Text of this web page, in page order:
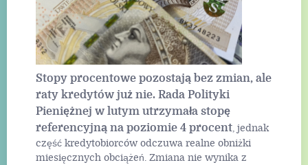
Read More
Stopy procentowe pozostają bez zmian, ale
raty kredytów już nie. Rada Polityki
Pieniężnej w lutym utrzymała stopę
referencyjną na poziomie 4 procent, jednak
część kredytobiorców odczuwa realne obniżki
miesięcznych obciążeń. Zmiana nie wynika z